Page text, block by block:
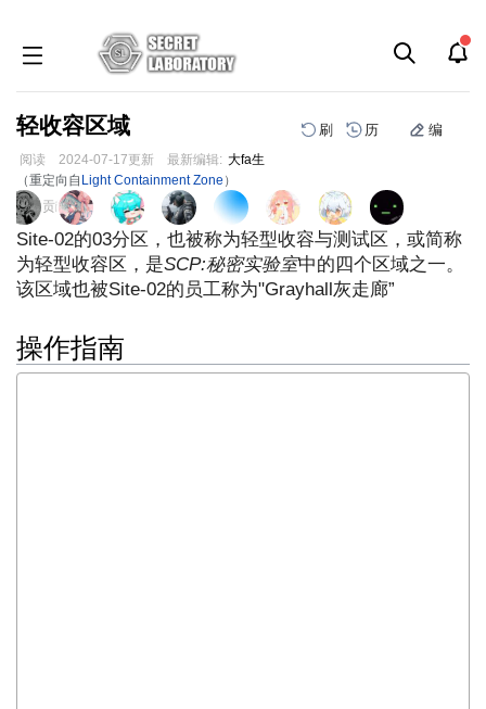
轻收容区域 刷 历 编
阅读 2024-07-17更新 最新编辑: 大fa生
（重定向自 Light Containment Zone ）
跳
到
导
航
跳
到
搜
索
页面贡献者 :
Site-02的03分区，也被称为轻型收容与测试区，或简称
为轻型收容区，是SCP:秘密实验室中的四个区域之一。
该区域也被Site-02的员工称为"Grayhall灰走廊”
操作指南